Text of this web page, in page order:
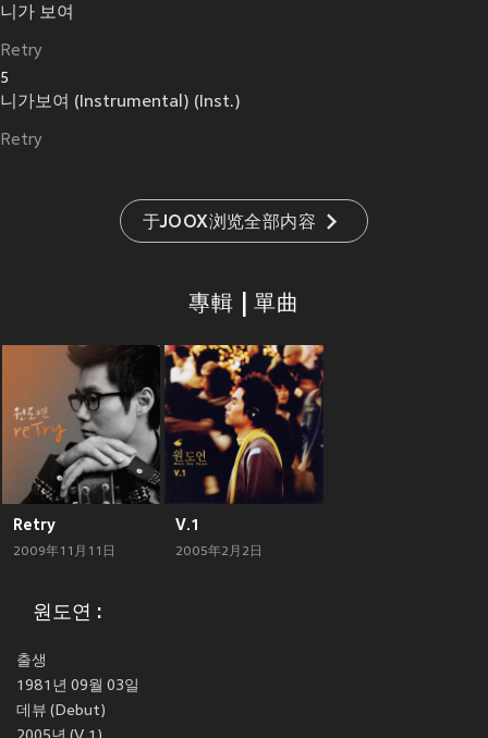
니가 보여
Retry
5
니가보여 (Instrumental) (Inst.)
Retry
于JOOX浏览全部内容
專輯 | 單曲
Retry
2009年11月11日
V.1
2005年2月2日
원도연 :
출생
1981년 09월 03일
데뷰 (Debut)